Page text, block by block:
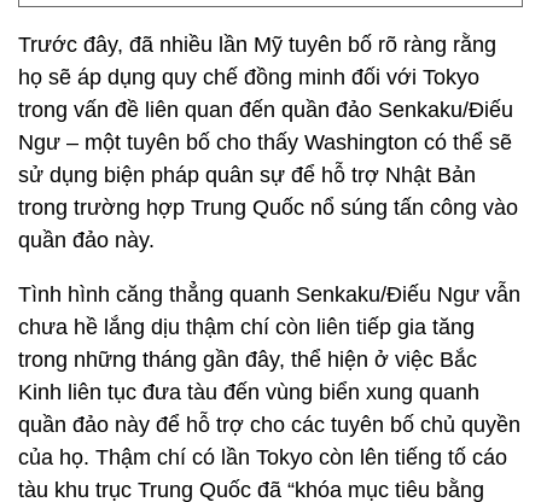
Trước đây, đã nhiều lần Mỹ tuyên bố rõ ràng rằng
họ sẽ áp dụng quy chế đồng minh đối với Tokyo
trong vấn đề liên quan đến quần đảo Senkaku/Điếu
Ngư – một tuyên bố cho thấy Washington có thể sẽ
sử dụng biện pháp quân sự để hỗ trợ Nhật Bản
trong trường hợp Trung Quốc nổ súng tấn công vào
quần đảo này.
Tình hình căng thẳng quanh Senkaku/Điếu Ngư vẫn
chưa hề lắng dịu thậm chí còn liên tiếp gia tăng
trong những tháng gần đây, thể hiện ở việc Bắc
Kinh liên tục đưa tàu đến vùng biển xung quanh
quần đảo này để hỗ trợ cho các tuyên bố chủ quyền
của họ. Thậm chí có lần Tokyo còn lên tiếng tố cáo
tàu khu trục Trung Quốc đã “khóa mục tiêu bằng